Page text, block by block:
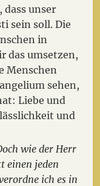
dass unser
sein soll. Die
in
das umsetzen,
Menschen
sehen,
Liebe und
und
wie der Herr
einen jeden
ich es in